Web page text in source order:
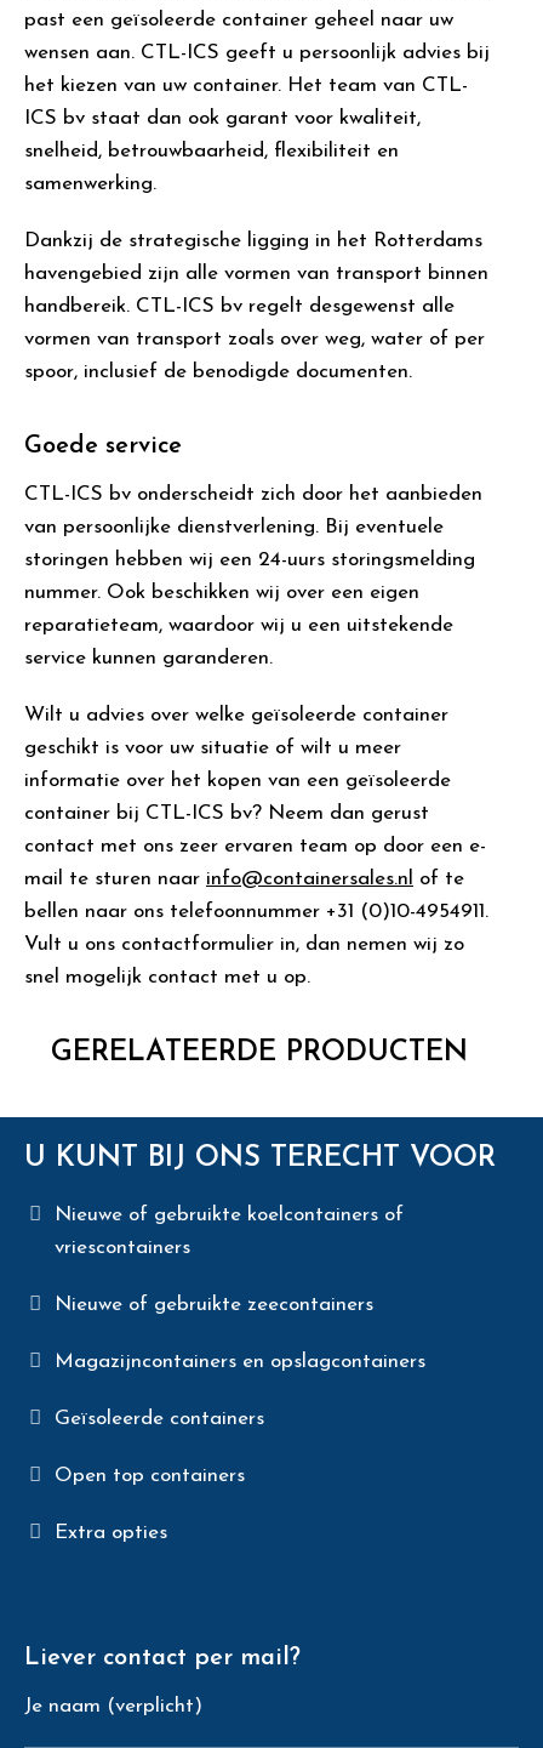
past een geïsoleerde container geheel naar uw
wensen aan. CTL-ICS geeft u persoonlijk advies bij
het kiezen van uw container. Het team van CTL-
ICS bv staat dan ook garant voor kwaliteit,
snelheid, betrouwbaarheid, flexibiliteit en
samenwerking.
Dankzij de strategische ligging in het Rotterdams
havengebied zijn alle vormen van transport binnen
handbereik. CTL-ICS bv regelt desgewenst alle
vormen van transport zoals over weg, water of per
spoor, inclusief de benodigde documenten.
Goede service
CTL-ICS bv onderscheidt zich door het aanbieden
van persoonlijke dienstverlening. Bij eventuele
storingen hebben wij een 24-uurs storingsmelding
nummer. Ook beschikken wij over een eigen
reparatieteam, waardoor wij u een uitstekende
service kunnen garanderen.
Wilt u advies over welke geïsoleerde container
geschikt is voor uw situatie of wilt u meer
informatie over het kopen van een geïsoleerde
container bij CTL-ICS bv? Neem dan gerust
contact met ons zeer ervaren team op door een e-
mail te sturen naar info@containersales.nl
of te
bellen naar ons telefoonnummer +31 (0)10-4954911.
Vult u ons contactformulier in, dan nemen wij zo
snel mogelijk contact met u op.
GERELATEERDE PRODUCTEN
U KUNT BIJ ONS TERECHT VOOR
Nieuwe of gebruikte koelcontainers of
vriescontainers
Nieuwe of gebruikte zeecontainers
Magazijncontainers en opslagcontainers
Geïsoleerde containers
Open top containers
Extra opties
Liever contact per mail?
Je naam (verplicht)